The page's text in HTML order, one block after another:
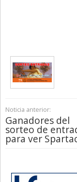
Noticia anterior:
Ganadores del
sorteo de
para ver